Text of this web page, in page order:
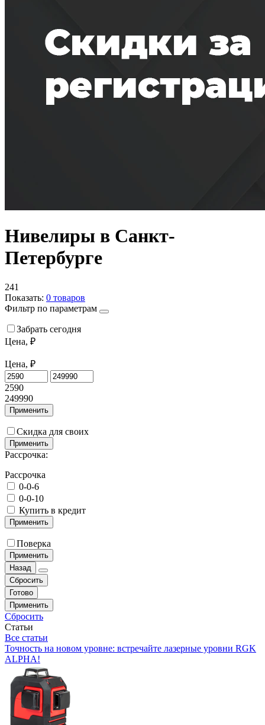
Нивелиры в Санкт-
Петербурге
241
Показать: 0 товаров
Фильтр по параметрам
Забрать сегодня
Цена, ₽
Цена, ₽
2590
249990
Применить
Скидка для своих
Применить
Рассрочка:
Рассрочка
0-0-6
0-0-10
Купить в кредит
Применить
Поверка
Применить
Назад
Сбросить
Готово
Применить
Сбросить
Статьи
Все статьи
Точность на новом уровне: встречайте лазерные уровни RGK
ALPHA!